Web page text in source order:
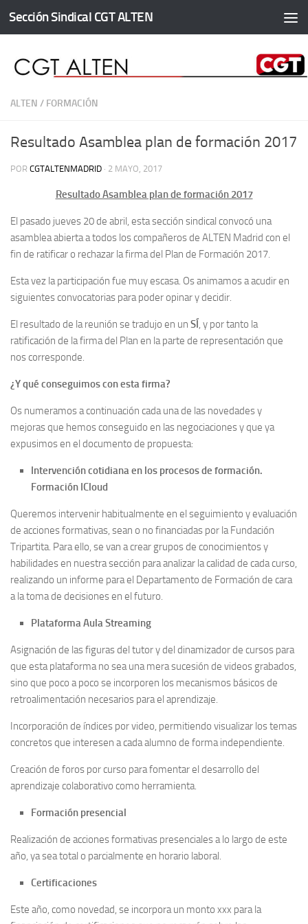
Saltar al contenido
Sección Sindical CGT ALTEN
ALTEN / FORMACIÓN
Resultado Asamblea plan de formación 2017
POR CGTALTENMADRID · 2 MAYO, 2017
Resultado Asamblea plan de formación 2017
El pasado jueves 20 de abril, esta sección sindical convocó una
asamblea abierta a todos los compañeros de ALTEN Madrid con el
fin de ratificar o rechazar la firma del Plan de Formación 2017.
Esta vez la participación fue muy escasa. Os animamos a acudir en
siguientes convocatorias para poder opinar y decidir.
El resultado de la reunión se tradujo en un SÍ, y por tanto la
ratificación de la firma del Plan en la parte de representación que
nos corresponde.
¿Y qué conseguimos con esta firma?
Os numeramos a continuación cada una de las novedades y
mejoras que hemos conseguido en las negociaciones y que ya
expusimos en el documento de propuesta:
Intervención cotidiana en los procesos de formación.
Formación ICloud
Queremos intervenir habitualmente en el seguimiento y evaluación
de acciones formativas, sean o no financiadas por la Fundación
Tripartita. Para ello, se van a crear grupos de conocimientos y
habilidades en nuestra sección para analizar la calidad de cada curso,
realizando un informe para el Departamento de Formación de cara
a la toma de decisiones en el futuro.
Plataforma Aula Streaming
Asignación de las figuras del tutor y del dinamizador de cursos para
que esta plataforma no sea una mera sucesión de videos grabados,
sino que poco a poco se incorporen los mecanismos básicos de
retroalimentación necesarios para el aprendizaje.
Incorporación de índices por video, permitiendo visualizar los temas
concretos que interesen a cada alumno de forma independiente.
Creación de foros por curso para fomentar el desarrollo del
aprendizaje colaborativo como herramienta.
Formación presencial
Realización de acciones formativas presenciales a lo largo de este
año, ya sea total o parcialmente en horario laboral.
Certificaciones
Este año, como novedad, se incorpora un monto xxx para la